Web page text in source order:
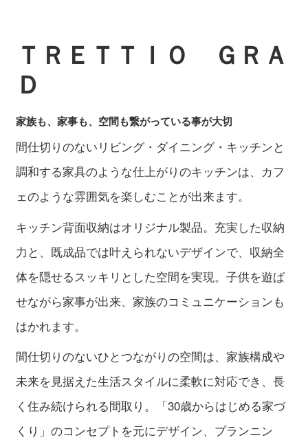
ＴＲＥＴＴＩＯ ＧＲＡ
Ｄ
家族も、家事も、空間も繋がっている事が大切
間仕切りのないリビング・ダイニング・キッチンと
調和する家具のような仕上がりのキッチンは、カフ
ェのような雰囲気を楽しむことが出来ます。
キッチン背面収納はオリジナル製品。充実した収納
力と、既成品では叶えられないデザインで、収納全
体を隠せるスッキリとした空間を実現。子供を遊ば
せながら家事が出来、家族のコミュニケーションも
はかれます。
間仕切りのないひとつながりの空間は、家族構成や
未来を見据えた生活スタイルに柔軟に対応でき、長
く住み続けられる間取り。「30歳からはじめる家づ
くり」のコンセプトを元にデザイン、プランニン